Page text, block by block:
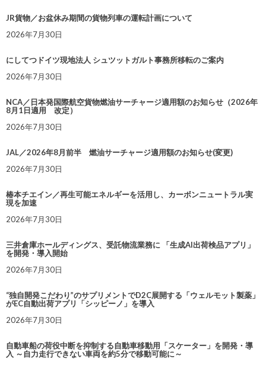
JR貨物／お盆休み期間の貨物列車の運転計画について
2026年7月30日
にしてつドイツ現地法人 シュツットガルト事務所移転のご案内
2026年7月30日
NCA／日本発国際航空貨物燃油サーチャージ適用額のお知らせ（2026年
8月1日適用 改定）
2026年7月30日
JAL／2026年8月前半 燃油サーチャージ適用額のお知らせ(変更)
2026年7月30日
椿本チエイン／再生可能エネルギーを活用し、カーボンニュートラル実
現を加速
2026年7月30日
三井倉庫ホールディングス、受託物流業務に 「生成AI出荷検品アプリ」
を開発・導入開始
2026年7月30日
“独自開発こだわり”のサプリメントでD2C展開する「ウェルモット製薬」
がEC自動出荷アプリ「シッピーノ」を導入
2026年7月30日
自動車船の荷役中断を抑制する自動車移動用「スケーター」を開発・導
入 ～自力走行できない車両を約5分で移動可能に～